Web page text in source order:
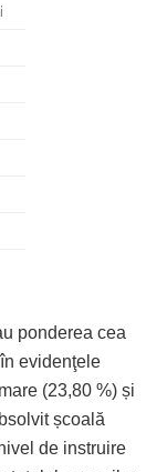
ponderea cea
evidenţele
(23,80 %) și
școală
de instruire